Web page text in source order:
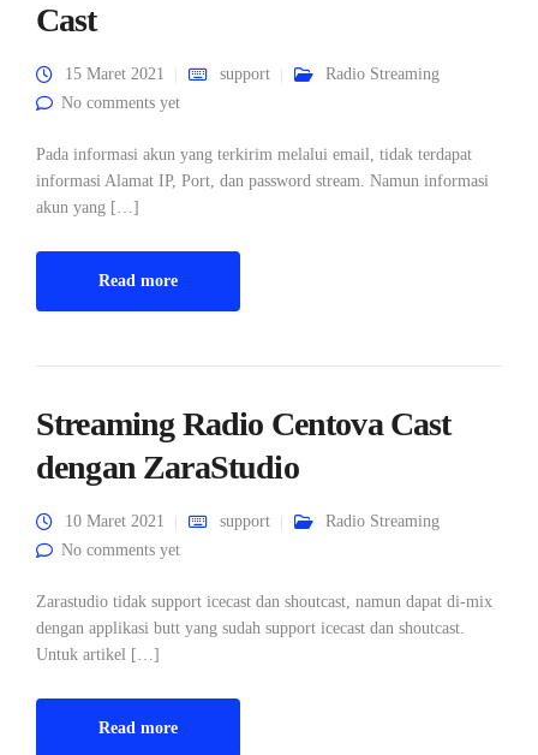
Cast
15 Maret 2021 support
Radio Streaming
No comments yet
Pada informasi akun yang terkirim melalui email, tidak terdapat
informasi Alamat IP, Port, dan password stream. Namun informasi
akun yang […]
Read more
Streaming Radio Centova Cast
dengan ZaraStudio
10 Maret 2021 support
Radio Streaming
No comments yet
Zarastudio tidak support icecast dan shoutcast, namun dapat di-mix
dengan applikasi butt yang sudah support icecast dan shoutcast.
Untuk artikel […]
Read more